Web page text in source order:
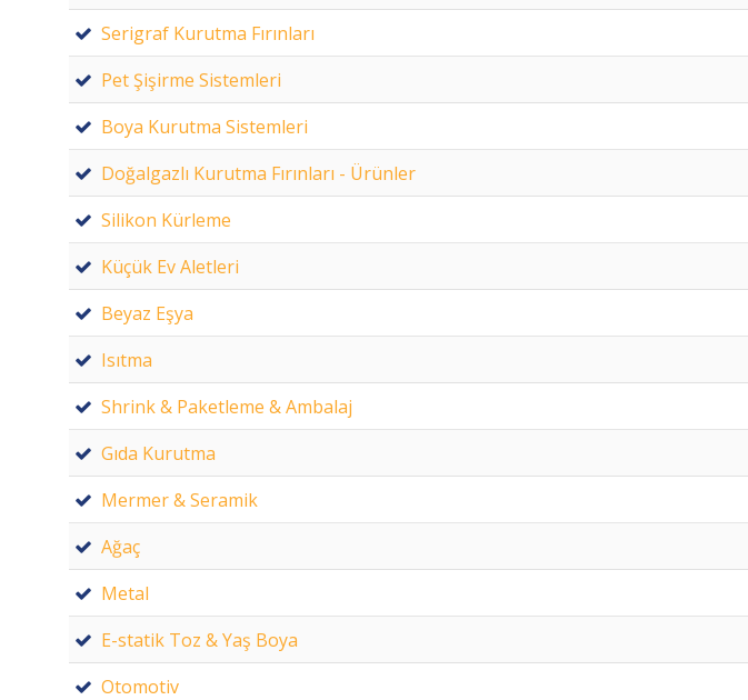
Serigraf Kurutma Fırınları
Pet Şişirme Sistemleri
Boya Kurutma Sistemleri
Doğalgazlı Kurutma Fırınları - Ürünler
Silikon Kürleme
Küçük Ev Aletleri
Beyaz Eşya
Isıtma
Shrink & Paketleme & Ambalaj
Gıda Kurutma
Mermer & Seramik
Ağaç
Metal
E-statik Toz & Yaş Boya
Otomotiv